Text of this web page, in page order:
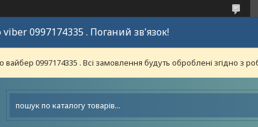
0997174335 . Поганий зв'язок!
0997174335 . Всі замовлення будуть оброблені згідно з